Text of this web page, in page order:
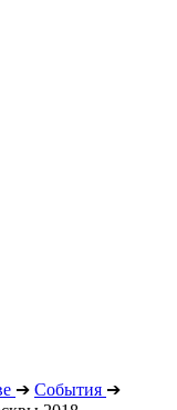
➔ События ➔